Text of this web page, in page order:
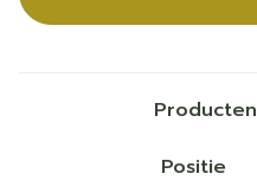
Producten
Sorteer op: